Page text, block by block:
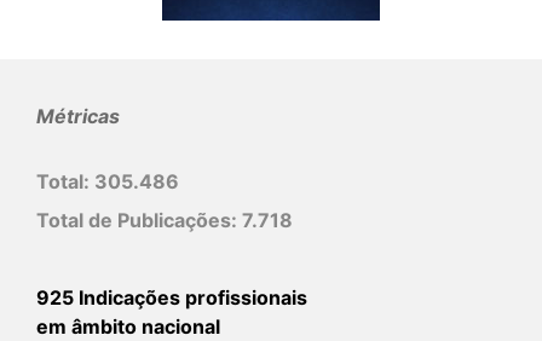
Métricas
Total: 305.486
Total de Publicações: 7.718
925 Indicações profissionais
em âmbito nacional